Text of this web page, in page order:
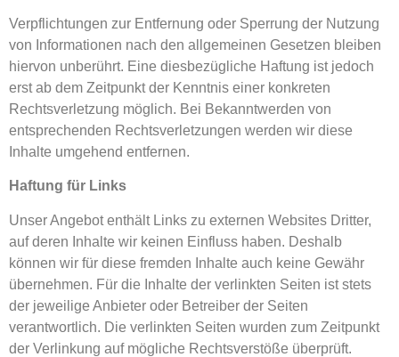
Verpflichtungen zur Entfernung oder Sperrung der Nutzung
von Informationen nach den allgemeinen Gesetzen bleiben
hiervon unberührt. Eine diesbezügliche Haftung ist jedoch
erst ab dem Zeitpunkt der Kenntnis einer konkreten
Rechtsverletzung möglich. Bei Bekanntwerden von
entsprechenden Rechtsverletzungen werden wir diese
Inhalte umgehend entfernen.
Haftung für Links
Unser Angebot enthält Links zu externen Websites Dritter,
auf deren Inhalte wir keinen Einfluss haben. Deshalb
können wir für diese fremden Inhalte auch keine Gewähr
übernehmen. Für die Inhalte der verlinkten Seiten ist stets
der jeweilige Anbieter oder Betreiber der Seiten
verantwortlich. Die verlinkten Seiten wurden zum Zeitpunkt
der Verlinkung auf mögliche Rechtsverstöße überprüft.